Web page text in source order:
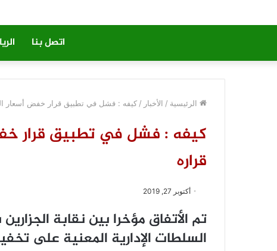
اتصل بنا
الرئيسية / الأخبار / كيفه : فشل في تطبيق قرار خفض أسعار
كيفه : فشل في تطبيق قرار
قراره
أكتوبر 27, 2019
تم الأتفاق مؤخرا بين نقابة
السلطات الإدارية المعنية على